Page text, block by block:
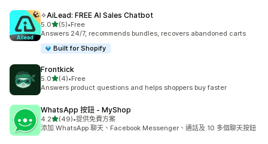
✧AiLead: FREE AI Sales Chatbot
5.0滿分 5 顆星
(5)
共有 5 則評價
•Free
Answers 24/7, recommends bundles, recovers abandoned carts
Built for Shopify
Frontkick
5.0滿分 5 顆星
(4)
共有 4 則評價
•Free
Answers product questions and helps shoppers buy faster
WhatsApp 按鈕 ‑ MyShop
4.2滿分 5 顆星
(49)
共有 49 則評價
•提供免費方案
添加 WhatsApp 聊天、Facebook Messenger、通話及 10 多個聊天按鈕